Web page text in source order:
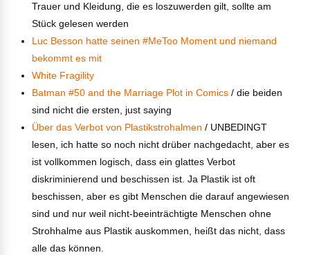
Trauer und Kleidung, die es loszuwerden gilt, sollte am
Stück gelesen werden
Luc Besson hatte seinen #MeToo Moment und niemand
bekommt es mit
White Fragility
Batman #50 and the Marriage Plot in Comics/ die beiden
sind nicht die ersten, just saying
Über das Verbot von Plastikstrohalmen / UNBEDINGT
lesen, ich hatte so noch nicht drüber nachgedacht, aber es
ist vollkommen logisch, dass ein glattes Verbot
diskriminierend und beschissen ist. Ja Plastik ist oft
beschissen, aber es gibt Menschen die darauf angewiesen
sind und nur weil nicht-beeinträchtigte Menschen ohne
Strohhalme aus Plastik auskommen, heißt das nicht, dass
alle das können.